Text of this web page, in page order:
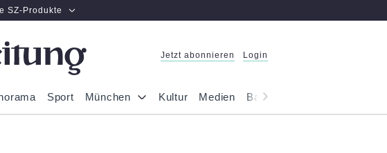
SZ-Produkte
Jetzt abonnieren Login
Sport München Kultur Medien Bayern